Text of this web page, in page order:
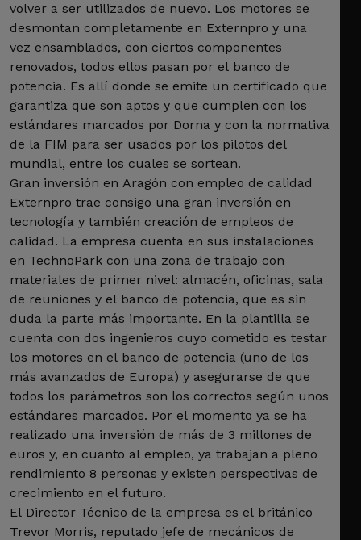
volver a ser utilizados de nuevo. Los motores se
desmontan completamente en Externpro y una
vez ensamblados, con ciertos componentes
renovados, todos ellos pasan por el banco de
potencia. Es allí donde se emite un certificado que
garantiza que son aptos y que cumplen con los
estándares marcados por Dorna y con la normativa
de la FIM para ser usados por los pilotos del
mundial, entre los cuales se sortean.
Gran inversión en Aragón con empleo de calidad
Externpro trae consigo una gran inversión en
tecnología y también creación de empleos de
calidad. La empresa cuenta en sus instalaciones
en TechnoPark con una zona de trabajo con
materiales de primer nivel: almacén, oficinas, sala
de reuniones y el banco de potencia, que es sin
duda la parte más importante. En la plantilla se
cuenta con dos ingenieros cuyo cometido es testar
los motores en el banco de potencia (uno de los
más avanzados de Europa) y asegurarse de que
todos los parámetros son los correctos según unos
estándares marcados. Por el momento ya se ha
realizado una inversión de más de 3 millones de
euros y, en cuanto al empleo, ya trabajan a pleno
rendimiento 8 personas y existen perspectivas de
crecimiento en el futuro.
El Director Técnico de la empresa es el británico
Trevor Morris, reputado jefe de mecánicos de